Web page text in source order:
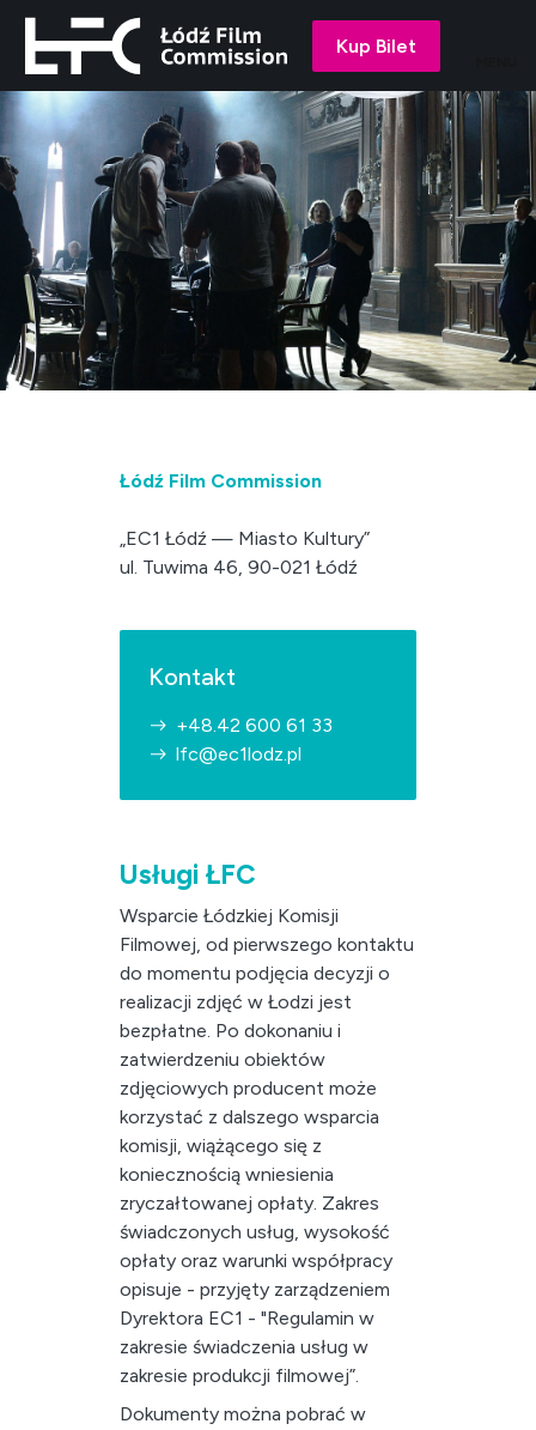
Kup Bilet
Usługi ŁFC
Wsparcie Łódzkiej Komisji
Filmowej, od pierwszego kontaktu
do momentu podjęcia decyzji o
realizacji zdjęć w Łodzi jest
bezpłatne. Po dokonaniu i
zatwierdzeniu obiektów
zdjęciowych producent może
korzystać z dalszego wsparcia
komisji, wiążącego się z
koniecznością wniesienia
zryczałtowanej opłaty. Zakres
świadczonych usług, wysokość
opłaty oraz warunki współpracy
opisuje - przyjęty zarządzeniem
Dyrektora EC1 - "Regulamin w
zakresie świadczenia usług w
zakresie produkcji filmowej”.
Dokumenty można pobrać w
Łódź Film Commission
„EC1 Łódź — Miasto Kultury”
ul. Tuwima 46, 90-021 Łódź
Kontakt
+48.42 600 61 33
lfc@ec1lodz.pl